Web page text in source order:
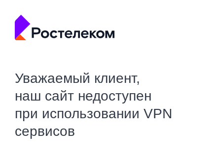
Уважаемый клиент,
наш сайт недоступен
при использовании VPN
сервисов